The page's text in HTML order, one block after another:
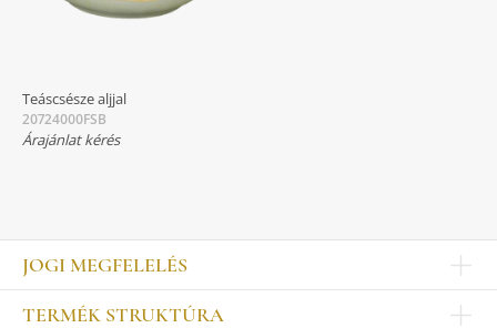
Teáscsésze aljjal
20724000FSB
Árajánlat kérés
JOGI MEGFELELÉS
Impresszum
TERMÉK STRUKTÚRA